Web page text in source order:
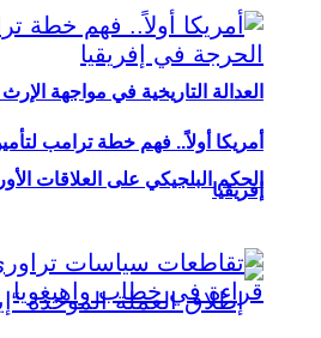
العدالة التاريخية في مواجهة
الحكم البلجيكي على العلاقات
أمريكا أولاً.. فهم خطة ترامب
إفريقيا